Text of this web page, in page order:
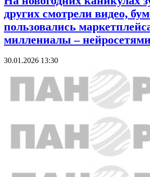
других смотрели видео,
пользовались
миллениалы –
30.01.2026 13:30